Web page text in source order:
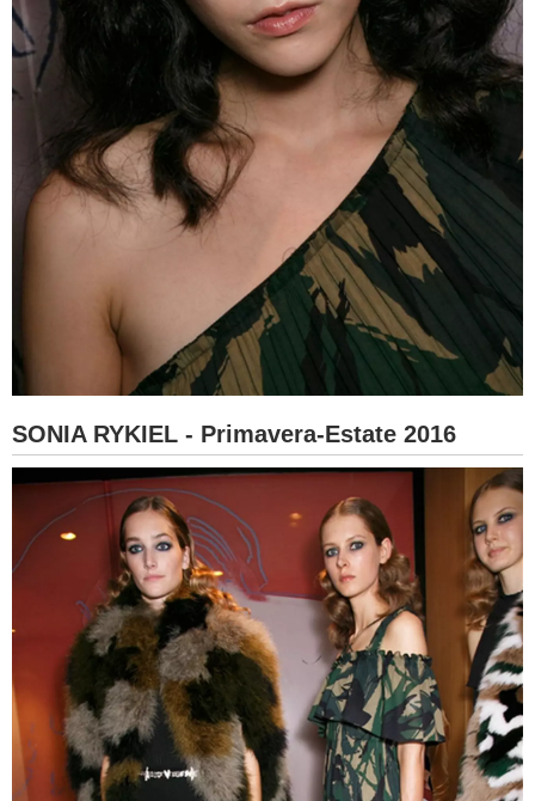
SONIA RYKIEL - Primavera-Estate 2016